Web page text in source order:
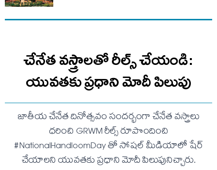
చేనేత వస్త్రాలతో రీల్స్ చేయండి:
యువతకు ప్రధాని మోదీ పిలుపు
జాతీయ చేనేత దినోత్సవం సందర్భంగా చేనేత వస్త్రాలు
ధరించి GRWM రీల్స్ రూపొందించి
#NationalHandloomDay తో సోషల్ మీడియాలో షేర్
చేయాలని యువతకు ప్రధాని మోదీ పిలుపునిచ్చారు.